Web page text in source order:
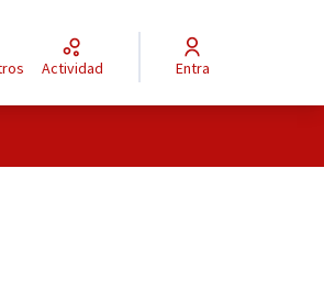
Actividad Entra